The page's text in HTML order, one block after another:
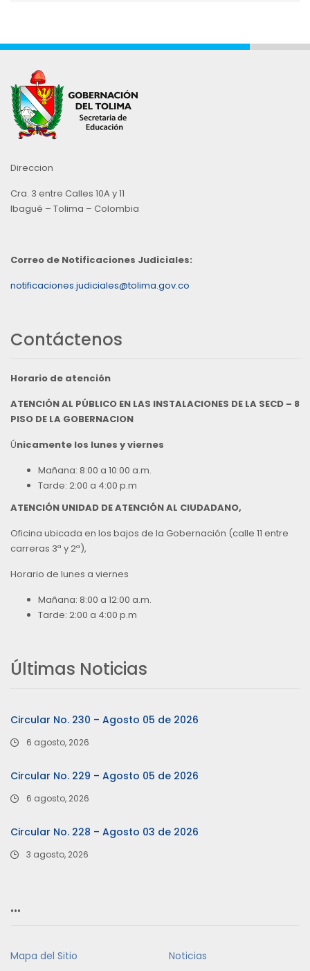
Direccion
Cra. 3 entre Calles 10A y 11
Ibagué – Tolima – Colombia
Correo de Notificaciones Judiciales:
notificaciones.judiciales@tolima.gov.co
Contáctenos
Horario de atención
ATENCIÓN AL PÚBLICO EN LAS INSTALACIONES DE LA SECD – 8
PISO DE LA GOBERNACION
Únicamente los lunes y viernes
Mañana: 8:00 a 10:00 a.m.
Tarde: 2:00 a 4:00 p.m
ATENCIÓN UNIDAD DE ATENCIÓN AL CIUDADANO,
Oficina ubicada en los bajos de la Gobernación (calle 11 entre
carreras 3ª y 2ª),
Horario de lunes a viernes
Mañana: 8:00 a 12:00 a.m.
Tarde: 2:00 a 4:00 p.m
Últimas Noticias
Circular No. 230 – Agosto 05 de 2026
6 agosto, 2026
Circular No. 229 – Agosto 05 de 2026
6 agosto, 2026
Circular No. 228 – Agosto 03 de 2026
3 agosto, 2026
…
Mapa del Sitio Noticias